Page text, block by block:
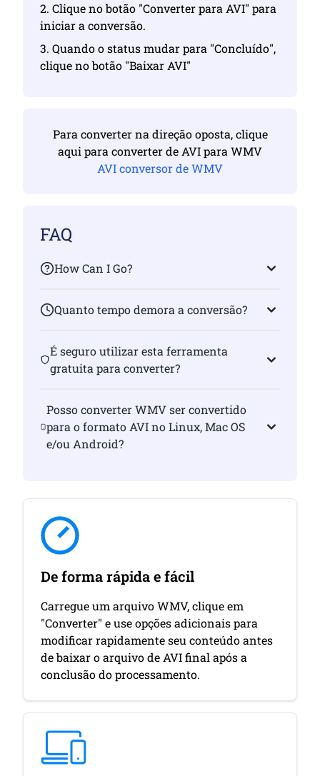
2. Clique no botão "Converter para AVI" para
iniciar a conversão.
3. Quando o status mudar para "Concluído",
clique no botão "Baixar AVI"
Para converter na direção oposta, clique
aqui para converter de AVI para WMV
AVI conversor de WMV
FAQ
How Can I Go?
Quanto tempo demora a conversão?
É seguro utilizar esta ferramenta
gratuita para converter?
Posso converter WMV ser convertido
para o formato AVI no Linux, Mac OS
e/ou Android?
De forma rápida e fácil
Carregue um arquivo WMV, clique em
"Converter" e use opções adicionais para
modificar rapidamente seu conteúdo antes
de baixar o arquivo de AVI final após a
conclusão do processamento.